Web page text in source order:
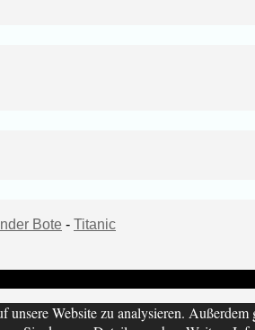
Bote - Titanic
Website zu analysieren.